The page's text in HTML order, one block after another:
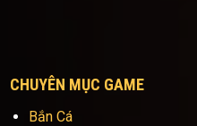
CHUYÊN MỤC GAME
Bắn Cá